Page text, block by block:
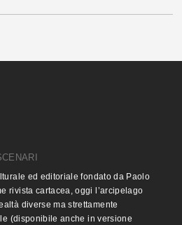
ed editoriale fondato da Paolo
rivista cartacea, oggi l’arcipelago
diverse ma strettamente
(disponibile anche in versione